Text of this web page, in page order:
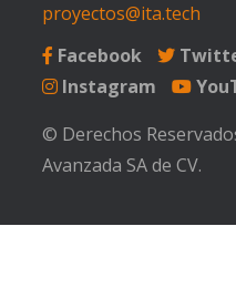
proyectos@ita.tech
Facebook
Instagram
© Derechos
Avanzada SA de CV.